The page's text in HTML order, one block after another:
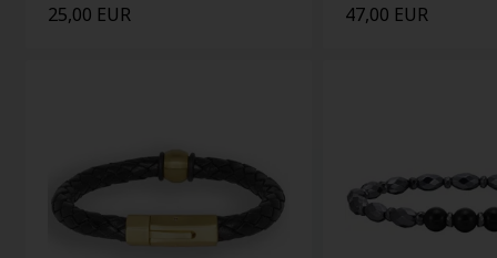
25,00 EUR 47,00 EUR